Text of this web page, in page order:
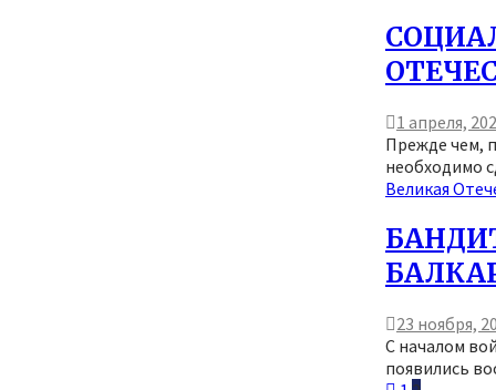
1 апреля,
Прежде чем,
необходимо
Великая
23 ноября,
С началом
появились